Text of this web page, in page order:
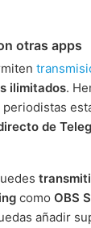
otras apps
ilimitados.
de
como OBS
añadir